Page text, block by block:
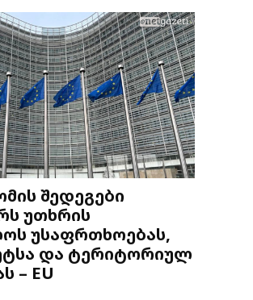
შედეგები
უთხრის
უსაფრთხოებას,
და ტერიტორიულ
– EU